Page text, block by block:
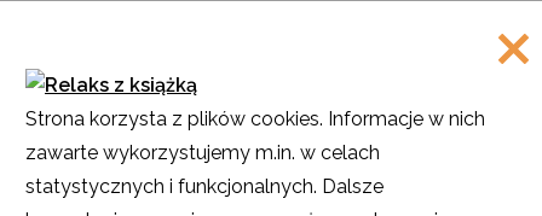
COPYRIGHT
Akademia Rozwoju Filantropii w Polsce
2016
Projekt i realizacja
Strona korzysta z plików cookies. Informacje w nich
zawarte wykorzystujemy m.in. w celach
statystycznych i funkcjonalnych. Dalsze